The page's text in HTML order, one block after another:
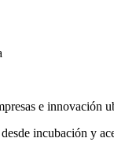
e innovación
incubación y